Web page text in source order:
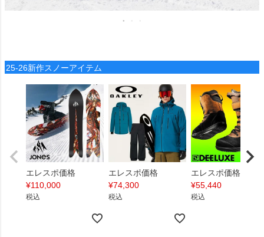
25-26新作スノーアイテム
エレスポ価格
¥110,000
税込
エレスポ価格
¥74,300
税込
エレスポ価格
¥55,440
税込